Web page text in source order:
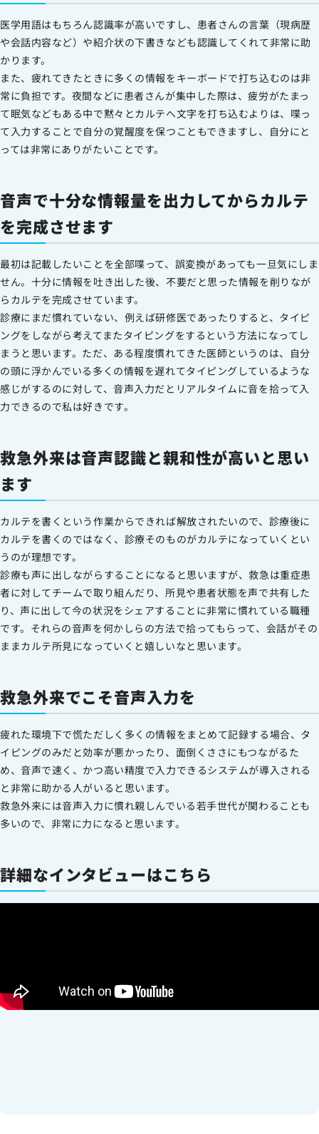
医学用語はもちろん認識率が高いですし、患者さんの言葉（現病歴
や会話内容など）や紹介状の下書きなども認識してくれて非常に助
かります。
また、疲れてきたときに多くの情報をキーボードで打ち込むのは非
常に負担です。夜間などに患者さんが集中した際は、疲労がたまっ
て眠気などもある中で黙々とカルテへ文字を打ち込むよりは、喋っ
て入力することで自分の覚醒度を保つこともできますし、自分にと
っては非常にありがたいことです。
音声で十分な情報量を出力してからカルテ
を完成させます
最初は記載したいことを全部喋って、誤変換があっても一旦気にしま
せん。十分に情報を吐き出した後、不要だと思った情報を削りなが
らカルテを完成させています。
診療にまだ慣れていない、例えば研修医であったりすると、タイピ
ングをしながら考えてまたタイピングをするという方法になってし
まうと思います。ただ、ある程度慣れてきた医師というのは、自分
の頭に浮かんでいる多くの情報を遅れてタイピングしているような
感じがするのに対して、音声入力だとリアルタイムに音を拾って入
力できるので私は好きです。
救急外来は音声認識と親和性が高いと思い
ます
カルテを書くという作業からできれば解放されたいので、診療後に
カルテを書くのではなく、診療そのものがカルテになっていくとい
うのが理想です。
診療も声に出しながらすることになると思いますが、救急は重症患
者に対してチームで取り組んだり、所見や患者状態を声で共有した
り、声に出して今の状況をシェアすることに非常に慣れている職種
です。それらの音声を何かしらの方法で拾ってもらって、会話がその
ままカルテ所見になっていくと嬉しいなと思います。
救急外来でこそ音声入力を
疲れた環境下で慌ただしく多くの情報をまとめて記録する場合、タ
イピングのみだと効率が悪かったり、面倒くささにもつながるた
め、音声で速く、かつ高い精度で入力できるシステムが導入される
と非常に助かる人がいると思います。
救急外来には音声入力に慣れ親しんでいる若手世代が関わることも
多いので、非常に力になると思います。
詳細なインタビューはこちら